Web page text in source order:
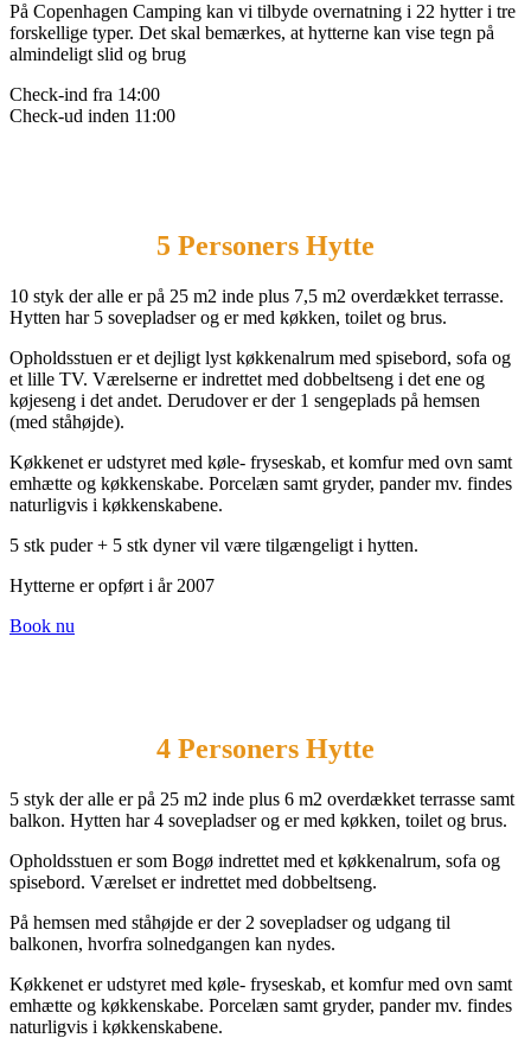
På Copenhagen Camping kan vi tilbyde overnatning i 22 hytter i tre
forskellige typer. Det skal bemærkes, at hytterne kan vise tegn på
almindeligt slid og brug
Check-ind fra 14:00
Check-ud inden 11:00
5 Personers Hytte
10 styk der alle er på 25 m2 inde plus 7,5 m2 overdækket terrasse.
Hytten har 5 sovepladser og er med køkken, toilet og brus.
Opholdsstuen er et dejligt lyst køkkenalrum med spisebord, sofa og
et lille TV. Værelserne er indrettet med dobbeltseng i det ene og
køjeseng i det andet. Derudover er der 1 sengeplads på hemsen
(med ståhøjde).
Køkkenet er udstyret med køle- fryseskab, et komfur med ovn samt
emhætte og køkkenskabe. Porcelæn samt gryder, pander mv. findes
naturligvis i køkkenskabene.
5 stk puder + 5 stk dyner vil være tilgængeligt i hytten.
Hytterne er opført i år 2007
Book nu
4 Personers Hytte
5 styk der alle er på 25 m2 inde plus 6 m2 overdækket terrasse samt
balkon. Hytten har 4 sovepladser og er med køkken, toilet og brus.
Opholdsstuen er som Bogø indrettet med et køkkenalrum, sofa og
spisebord. Værelset er indrettet med dobbeltseng.
På hemsen med ståhøjde er der 2 sovepladser og udgang til
balkonen, hvorfra solnedgangen kan nydes.
Køkkenet er udstyret med køle- fryseskab, et komfur med ovn samt
emhætte og køkkenskabe. Porcelæn samt gryder, pander mv. findes
naturligvis i køkkenskabene.